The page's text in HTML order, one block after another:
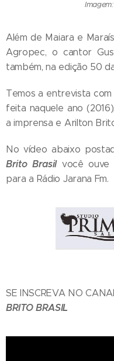
Além de Maiara e
Agropec, o cantor
também, na edição 50
Temos a entrevista
feita naquele ano
a imprensa e Arilton
No vídeo abaixo
Brito Brasil você ouve
para a Rádio Jarana Fm.
SE INSCREVA NO
BRITO BRASIL